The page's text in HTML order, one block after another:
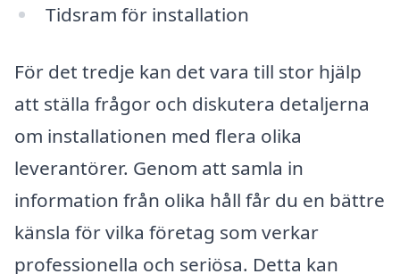
Tidsram för installation
För det tredje kan det vara till stor hjälp
att ställa frågor och diskutera detaljerna
om installationen med flera olika
leverantörer. Genom att samla in
information från olika håll får du en bättre
känsla för vilka företag som verkar
professionella och seriösa. Detta kan